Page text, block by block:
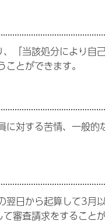
「当該処分により
とができます。
対する苦情、一般
日から起算して3月
審査請求をすること